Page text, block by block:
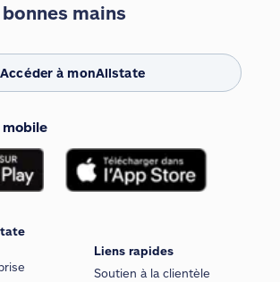
bonnes mains
Accéder à monAllstate
mobile
Liens rapides
Soutien à la clientèle